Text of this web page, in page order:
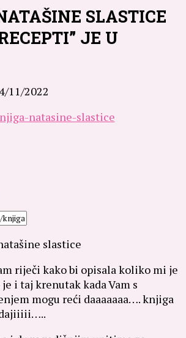
SLASTICE
JE U
11/2022
riječi kako bi opisala koliko mi je
je i taj krenutak kada Vam s
mogu reći daaaaaaa…. knjiga